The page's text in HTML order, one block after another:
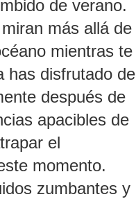
de verano.
más allá de
mientras te
has disfrutado de
después de
apacibles de
el
momento.
zumbantes y